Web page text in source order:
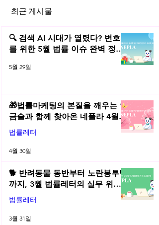
적 문제 (下)
최근 게시물
🔍 검색 AI 시대가 열렸다? 변호사
를 위한 5월 법률 이슈 완벽 정리 |
5월 29일
🎁법률마케팅의 본질을 깨우는 연
금술과 함께 찾아온 네플라 4월
법률레터
법률레터
4월 30일
🐕 반려동물 동반부터 노란봉투법
까지, 3월 법률레터의 실무 위키
총정리! | 2026년 3월 네플라 법률
레터
법률레터
3월 31일